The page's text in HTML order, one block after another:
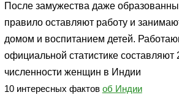
После замужества даже
правило оставляют работу и
домом и воспитанием детей.
официальной статистике составляют
численности женщин в Индии
10 интересных фактов об Индии